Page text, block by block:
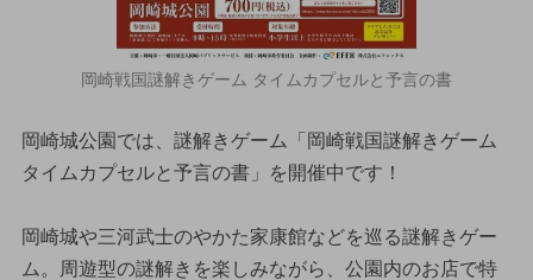
岡崎戦国謎解きゲーム タイムカプセルと予言の書
岡崎城公園では、謎解きゲーム「岡崎戦国謎解きゲーム
タイムカプセルと予言の書」を開催中です！
岡崎城や三河武士のやかた家康館などを巡る謎解きゲー
ム。周遊型の謎解きを楽しみながら、公園内のお店で特